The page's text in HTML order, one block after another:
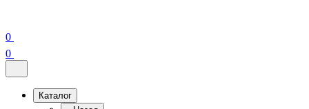
0
0
Каталог